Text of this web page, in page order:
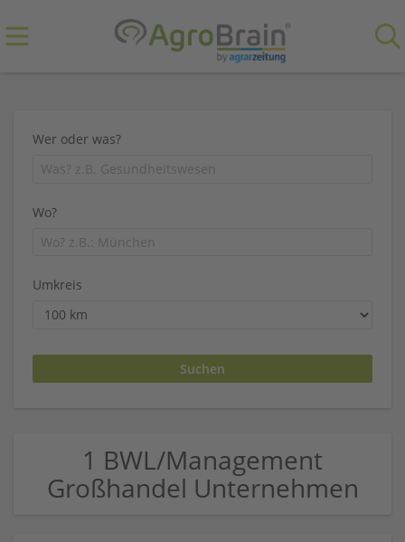
Wer oder was?
Wo?
Umkreis
1 BWL/Management
Großhandel Unternehmen